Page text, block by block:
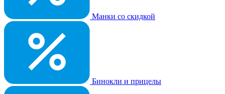
Манки со скидкой
Бинокли и прицелы